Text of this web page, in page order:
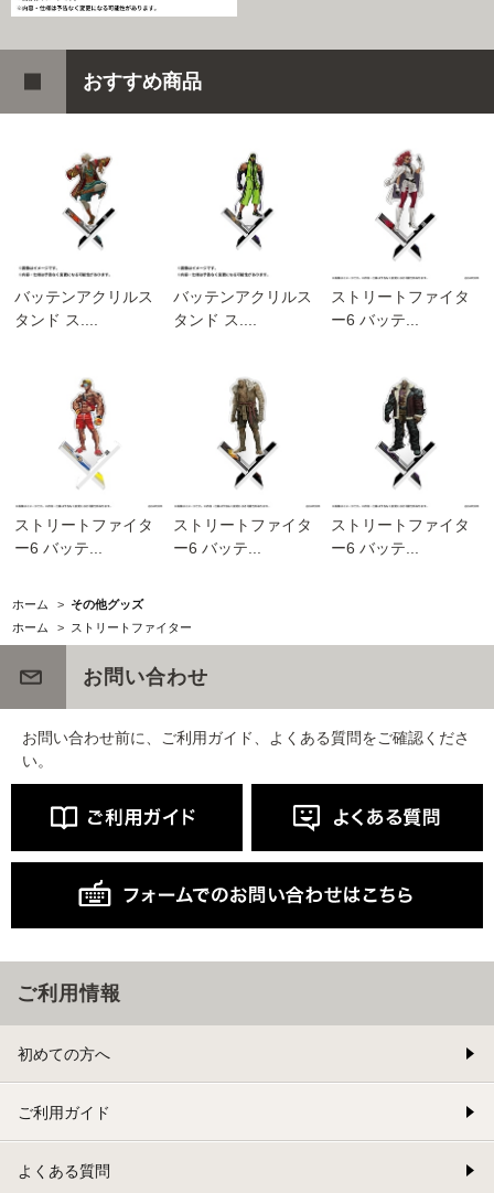
おすすめ商品
バッテンアクリルス
タンド ス....
バッテンアクリルス
タンド ス....
ストリートファイタ
ー6 バッテ...
ストリートファイタ
ー6 バッテ...
ストリートファイタ
ー6 バッテ...
ストリートファイタ
ー6 バッテ...
ホーム > その他グッズ
ホーム
> ストリートファイター
お問い合わせ
お問い合わせ前に、ご利用ガイド、よくある質問をご確認くださ
い。
ご利用情報
初めての方へ
ご利用ガイド
よくある質問